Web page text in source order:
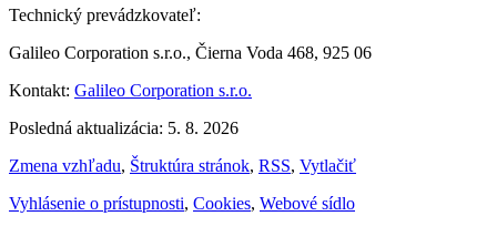
Technický prevádzkovateľ:
Galileo Corporation s.r.o., Čierna Voda 468, 925 06
Kontakt: Galileo Corporation s.r.o.
Posledná aktualizácia: 5. 8. 2026
Zmena vzhľadu, Štruktúra stránok, RSS, Vytlačiť
Vyhlásenie o prístupnosti, Cookies, Webové sídlo